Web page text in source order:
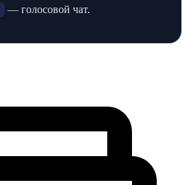
— голосовой чат.